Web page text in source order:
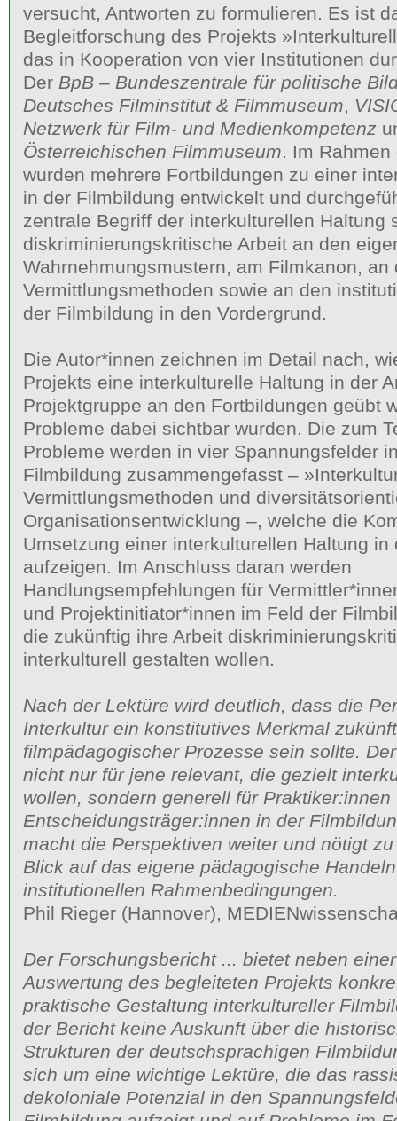
versucht, Antworten zu formulieren. Es ist
Begleitforschung des Projekts
das in Kooperation von vier Institutionen
Der BpB – Bundeszentrale für politische
Deutsches Filminstitut & Filmmuseum,
Netzwerk für Film- und Medienkompetenz
Österreichischen Filmmuseum. Im
wurden mehrere Fortbildungen zu einer
in der Filmbildung entwickelt und
zentrale Begriff der interkulturellen Haltung
diskriminierungskritische Arbeit an den
Wahrnehmungsmustern, am Filmkanon, an
Vermittlungsmethoden sowie an den
der Filmbildung in den Vordergrund.
Die Autor*innen zeichnen im Detail nach,
Projekts eine interkulturelle Haltung in der
Projektgruppe an den Fortbildungen geübt
Probleme dabei sichtbar wurden. Die zum
Probleme werden in vier Spannungsfelder
Filmbildung zusammengefasst –
Vermittlungsmethoden und
Organisationsentwicklung –, welche die
Umsetzung einer interkulturellen Haltung in
aufzeigen. Im Anschluss daran werden
Handlungsempfehlungen für
und Projektinitiator*innen im Feld der
die zukünftig ihre Arbeit
interkulturell gestalten wollen.
Nach der Lektüre wird deutlich, dass die
Interkultur ein konstitutives Merkmal
filmpädagogischer Prozesse sein sollte.
nicht nur für jene relevant, die gezielt
wollen, sondern generell für Praktiker:innen
Entscheidungsträger:innen in der
macht die Perspektiven weiter und nötigt
Blick auf das eigene pädagogische
institutionellen Rahmenbedingungen.
Phil Rieger (Hannover),
Der Forschungsbericht ... bietet neben
Auswertung des begleiteten Projekts
praktische Gestaltung interkultureller
der Bericht keine Auskunft über die
Strukturen der deutschsprachigen
sich um eine wichtige Lektüre, die das
dekoloniale Potenzial in den